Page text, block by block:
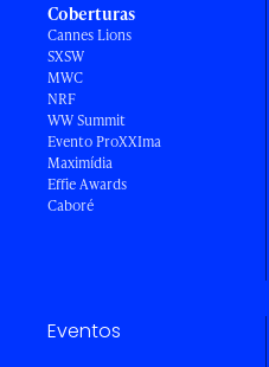
Coberturas
Cannes Lions
SXSW
MWC
NRF
WW Summit
Evento ProXXIma
Maximídia
Effie Awards
Caboré
Eventos